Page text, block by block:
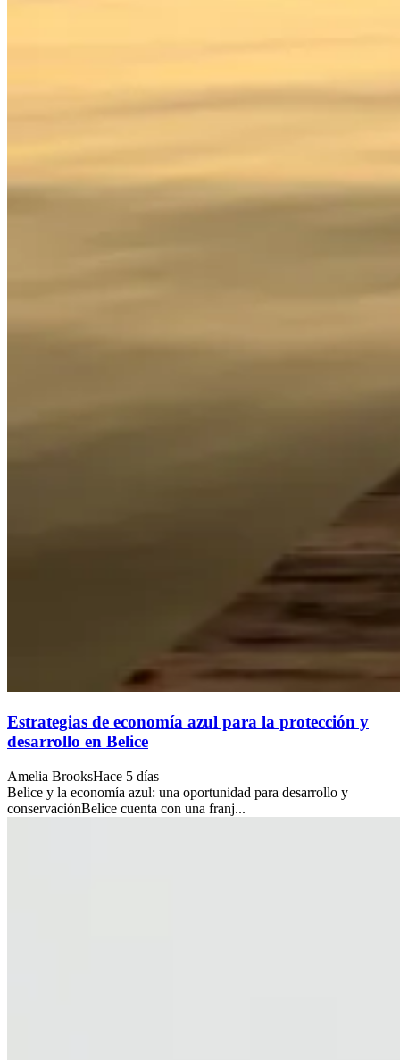
Estrategias de economía azul para la protección y
desarrollo en Belice
Amelia BrooksHace 5 días
Belice y la economía azul: una oportunidad para desarrollo y
conservaciónBelice cuenta con una franj...